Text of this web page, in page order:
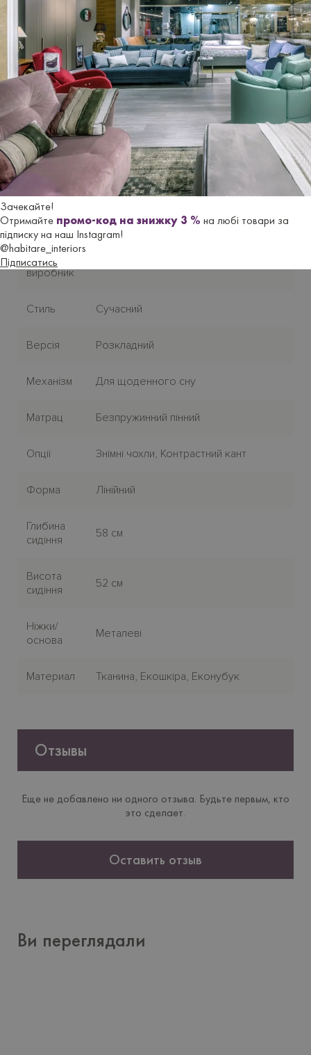
Зачекайте!
Отримайте промо-код на знижку 3 % на любі товари за
підписку на наш Instagram!
@habitare_interiors
Підписатись
Можливі розміри крісла-ліжка:
112 см | глибина 97/200 см | висота H90 см.
Виготовляється під замовлення. Термін постачання з
Італії до 2,5 місяців.
Гарантійний термін - 18 місяців.
Характеристики
Бренд LE COMFORT
Країна-
виробник
Стиль Сучасний
Версія Розкладний
Механiзм Для щоденного сну
Матрац Безпружинний пінний
Опції Знімні чохли, Контрастний кант
Форма Лiнiйний
Глибина
сидіння
58 см
Висота
сидіння
52 см
Нiжки/
основа
Металеві
Материал Тканина, Екошкіра, Еконубук
Отзывы
Еще не добавлено ни одного отзыва. Будьте первым, кто
это сделает.
Оставить отзыв
Ви переглядали